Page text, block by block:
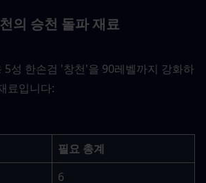
의 승천 돌파 재료
5성 한손검 '창천'을 90레벨까지 강화하
료입니다:
필요 총계
6